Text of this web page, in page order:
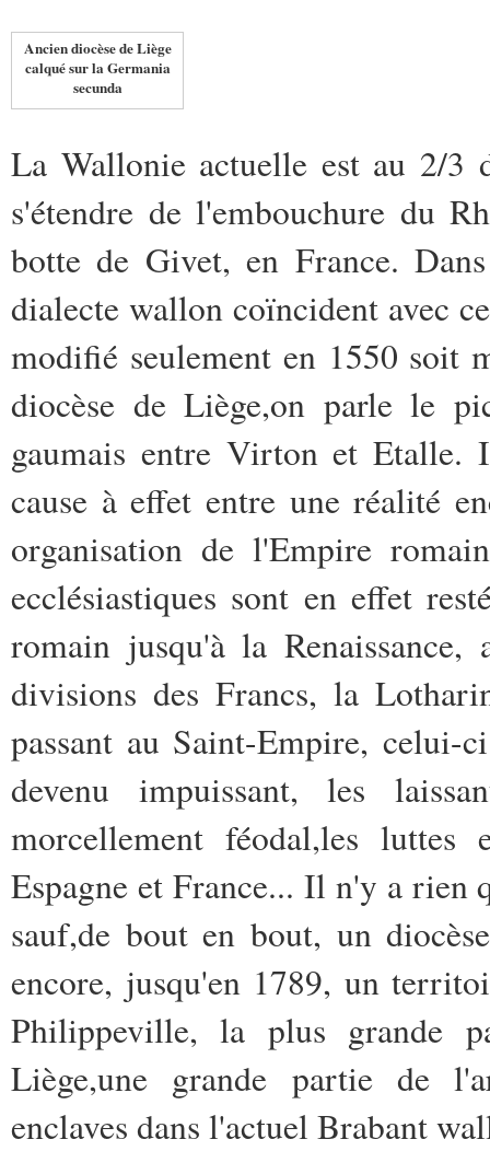
Ancien diocèse de Liège
calqué sur la Germania
secunda
La Wallonie actuelle est au 2/3
s'étendre de l'embouchure du
botte de Givet, en France.
dialecte wallon coïncident avec
modifié seulement en 1550 soit
diocèse de Liège,on parle le
gaumais entre Virton et
cause à effet entre une réalité
organisation de l'Empire
ecclésiastiques sont en effet
romain jusqu'à la
divisions des Francs, la
passant au Saint-Empire, celui-
devenu impuissant, les
morcellement féodal,les
Espagne et France... Il n'y a rien
sauf,de bout en bout, un
encore, jusqu'en 1789, un
Philippeville, la plus grande
Liège,une grande partie de
enclaves dans l'actuel Brabant